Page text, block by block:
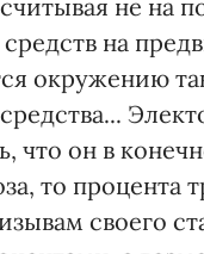
не на
на
окружению
что он в
то
своего